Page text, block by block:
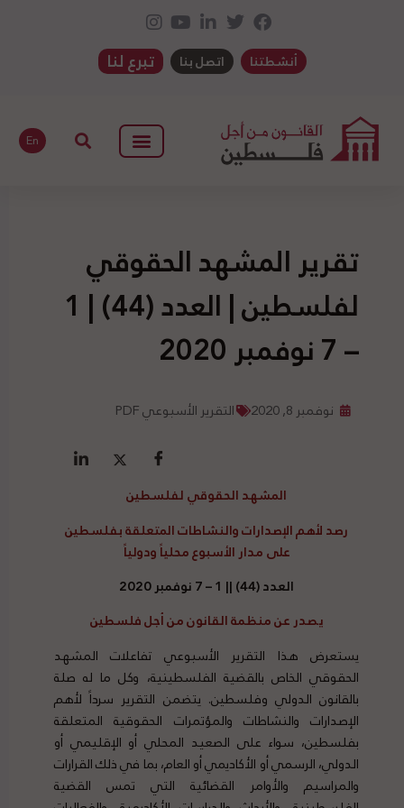
أنشطتنا اتصل بنا تبرع لنا
En
تقرير المشهد الحقوقي
لفلسطين | العدد (44) | 1
– 7 نوفمبر 2020
نوفمبر 8, 2020 التقرير الأسبوعي PDF
المشهد الحقوقي لفلسطين
رصدلأهم الإصدارات والنشاطات المتعلقة بفلسطين
على مدار الأسبوع محلياً ودولياً
العدد (44) || 1 – 7 نوفمبر 2020
يصدر عن منظمة القانون من أجل فلسطين
يستعرض هذا التقرير الأسبوعي تفاعلات المشهد
الحقوقي الخاص بالقضية الفلسطينية، وكل ما له صلة
بالقانون الدولي وفلسطين. يتضمن التقرير سرداً لأهم
الإصدارات والنشاطات والمؤتمرات الحقوقية المتعلقة
بفلسطين، سواء على الصعيد المحلي أو الإقليمي أو
الدولي، الرسمي أو الأكاديمي أو العام، بما في ذلك القرارات
والمراسيم والأوامر القضائية التي تمس القضية